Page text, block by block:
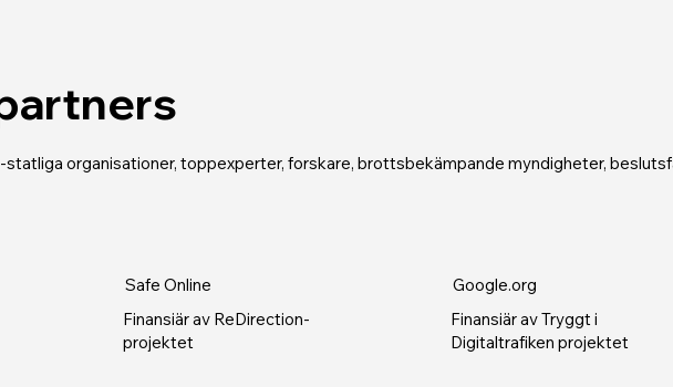
statliga organisationer, toppexperter, forskare, brottsbekämpande myndigheter,
Safe Online
Finansiär av ReDirection-
projektet
Google.org
Finansiär av Tryggt i
Digitaltrafiken projektet